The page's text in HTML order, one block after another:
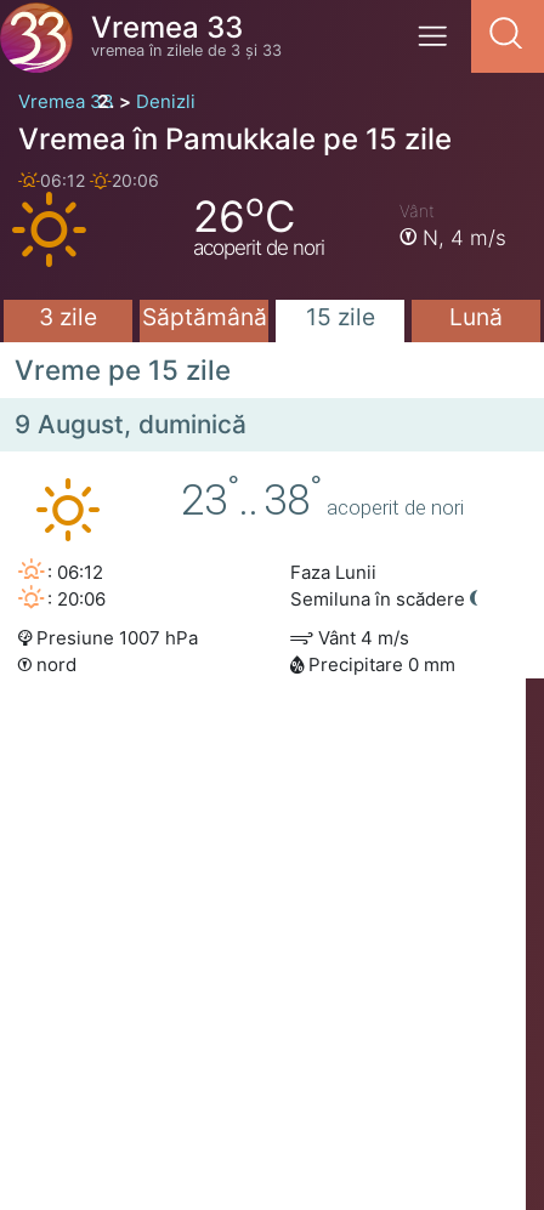
Vremea 33
vremea în zilele de 3 și 33
Vremea 33 Denizli
Vremea în Pamukkale pe 15 zile
06:12 20:06
26oC
acoperit de nori
Vânt
N, 4 m/s
3 zile Săptămână 15 zile Lună
Vreme pe 15 zile
9 August, duminică
23°.. 38°
acoperit de nori
: 06:12
: 20:06
Faza Lunii
Semiluna în scădere
Presiune 1007 hPa
Vânt 4 m/s
nord
Precipitare 0 mm